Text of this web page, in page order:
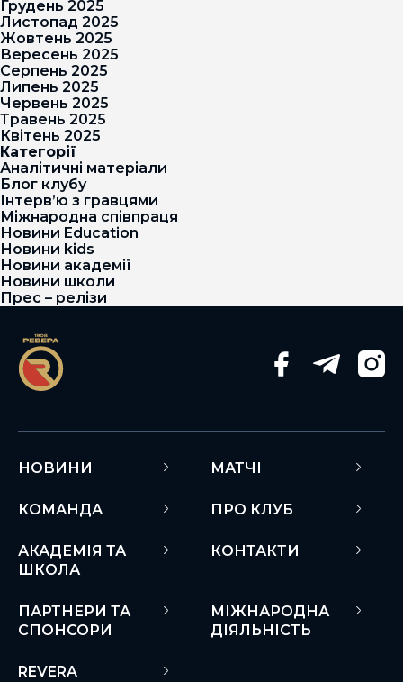
Грудень 2025
Листопад 2025
Жовтень 2025
Вересень 2025
Серпень 2025
Липень 2025
Червень 2025
Травень 2025
Квітень 2025
Категорії
Аналітичні матеріали
Блог клубу
Інтерв’ю з гравцями
Міжнародна співпраця
Новини Education
Новини kids
Новини академії
Новини школи
Прес – релізи
НОВИНИ МАТЧІ
КОМАНДА ПРО КЛУБ
АКАДЕМІЯ ТА
ШКОЛА
КОНТАКТИ
ПАРТНЕРИ ТА
СПОНСОРИ
МІЖНАРОДНА
ДІЯЛЬНІСТЬ
REVERA